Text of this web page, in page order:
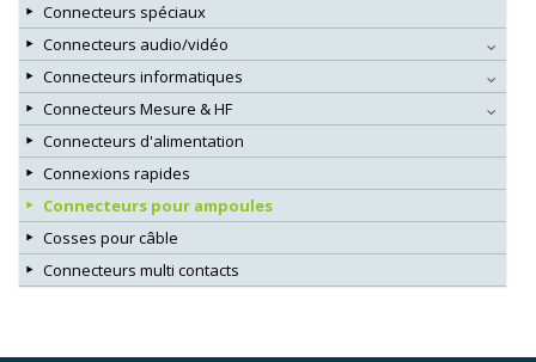
Connecteurs spéciaux
Connecteurs audio/vidéo
Connecteurs informatiques
Connecteurs Mesure & HF
Connecteurs d'alimentation
Connexions rapides
Connecteurs pour ampoules
Cosses pour câble
Connecteurs multi contacts